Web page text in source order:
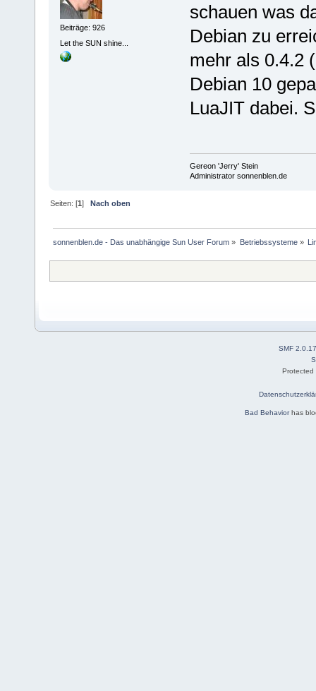
Beiträge: 926
Let the SUN shine...
schauen was
Debian zu
mehr als 0.4.2
Debian 10
LuaJIT dabei.
Gereon 'Jerry' Stein
Administrator sonnenblen.de
Seiten: [1]Nach oben
sonnenblen.de - Das unabhängige Sun User Forum » Betriebssysteme»
SMF 2.0.17
Bad Behaviorhas